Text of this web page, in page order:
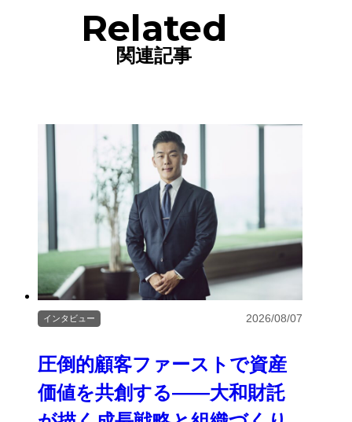
Related
関連記事
圧倒的顧客ファーストで資産
価値を共創する――大和財託
インタビュー 2026/08/07